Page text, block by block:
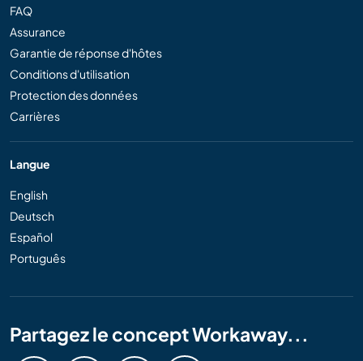
FAQ
Assurance
Garantie de réponse d'hôtes
Conditions d'utilisation
Protection des données
Carrières
Langue
English
Deutsch
Español
Português
Partagez le concept Workaway...